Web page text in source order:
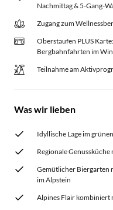
Nachmittag & 5-Gang-
Zugang zum
Oberstaufen PLUS
Bergbahnfahrten im
Teilnahme am
Was wir lieben
Idyllische Lage im
Regionale
Gemütlicher Biergarten
im Alpstein
Alpines Flair kombiniert